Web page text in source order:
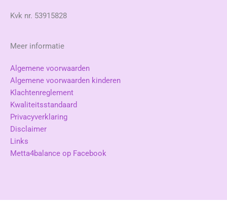
Kvk nr. 53915828
Meer informatie
Algemene voorwaarden
Algemene voorwaarden kinderen
Klachtenreglement
Kwaliteitsstandaard
Privacyverklaring
Disclaimer
Links
Metta4balance op Facebook